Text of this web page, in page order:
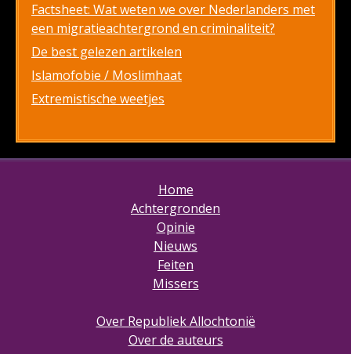
Factsheet: Wat weten we over Nederlanders met
een migratieachtergrond en criminaliteit?
De best gelezen artikelen
Islamofobie / Moslimhaat
Extremistische weetjes
Home
Achtergronden
Opinie
Nieuws
Feiten
Missers
Over Republiek Allochtonië
Over de auteurs